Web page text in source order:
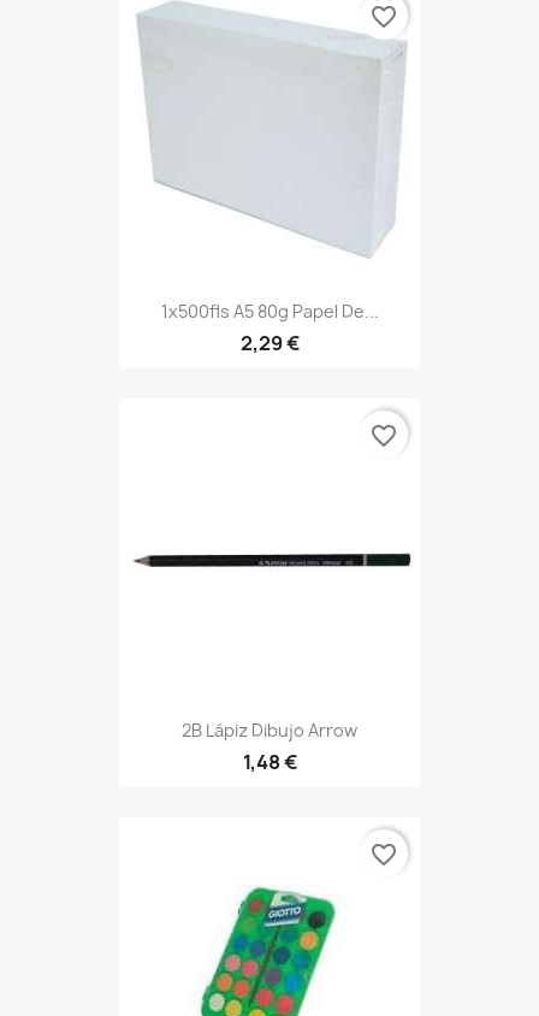
1x500fls A5 80g Papel De...
2,29 €
favorite_border
2B Lápiz Dibujo Arrow
1,48 €
favorite_border
favorite_border